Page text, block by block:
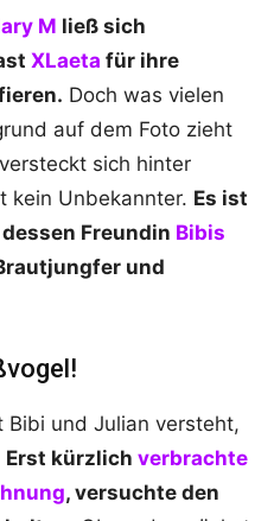
M ließ sich
XLaeta für ihre
Doch was vielen
auf dem Foto zieht
sich hinter
kein Unbekannter. Es ist
dessen Freundin Bibis
und
Bibi und Julian versteht,
Erst kürzlich verbrachte
, versuchte den